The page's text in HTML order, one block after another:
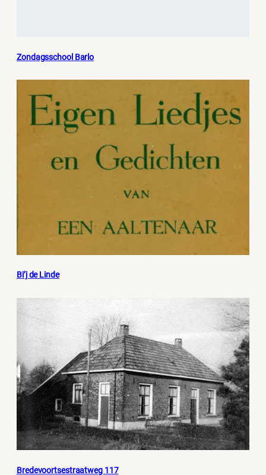
Zondagsschool Barlo
Bi’j de Linde
Bredevoortsestraatweg 117